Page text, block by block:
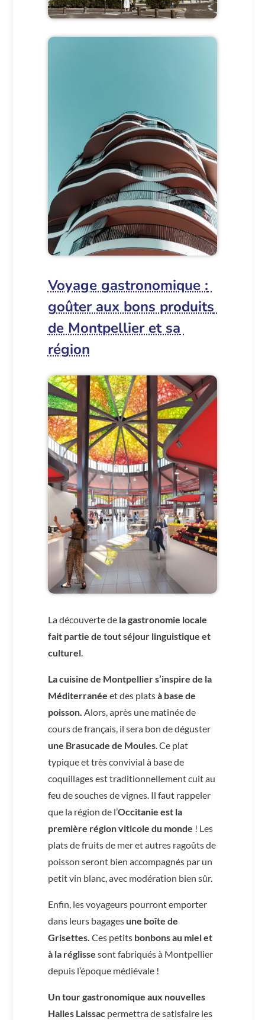
Voyage gastronomique :
goûter aux bons produits
de Montpellier et sa
région
La découverte de la gastronomie locale
fait partie de tout séjour linguistique et
culturel.
La cuisine de Montpellier s’inspire de la
Méditerranée et des platsà base de
poisson. Alors, après une matinée de
cours de français, il sera bon de déguster
une Brasucade de Moules. Ce plat
typique et très convivial à base de
coquillages est traditionnellement cuit au
feu de souches de vignes. Il faut rappeler
que la région de l’Occitanie est la
première région viticole du monde ! Les
plats de fruits de mer et autres ragoûts de
poisson seront bien accompagnés par un
petit vin blanc, avec modération bien sûr.
Enfin, les voyageurs pourront emporter
dans leurs bagages une boîte de
Grisettes. Ces petits bonbons au miel et
à la réglisse sont fabriqués à Montpellier
depuis l’époque médiévale !
Un tour gastronomique aux nouvelles
Halles Laissacpermettra de satisfaire les